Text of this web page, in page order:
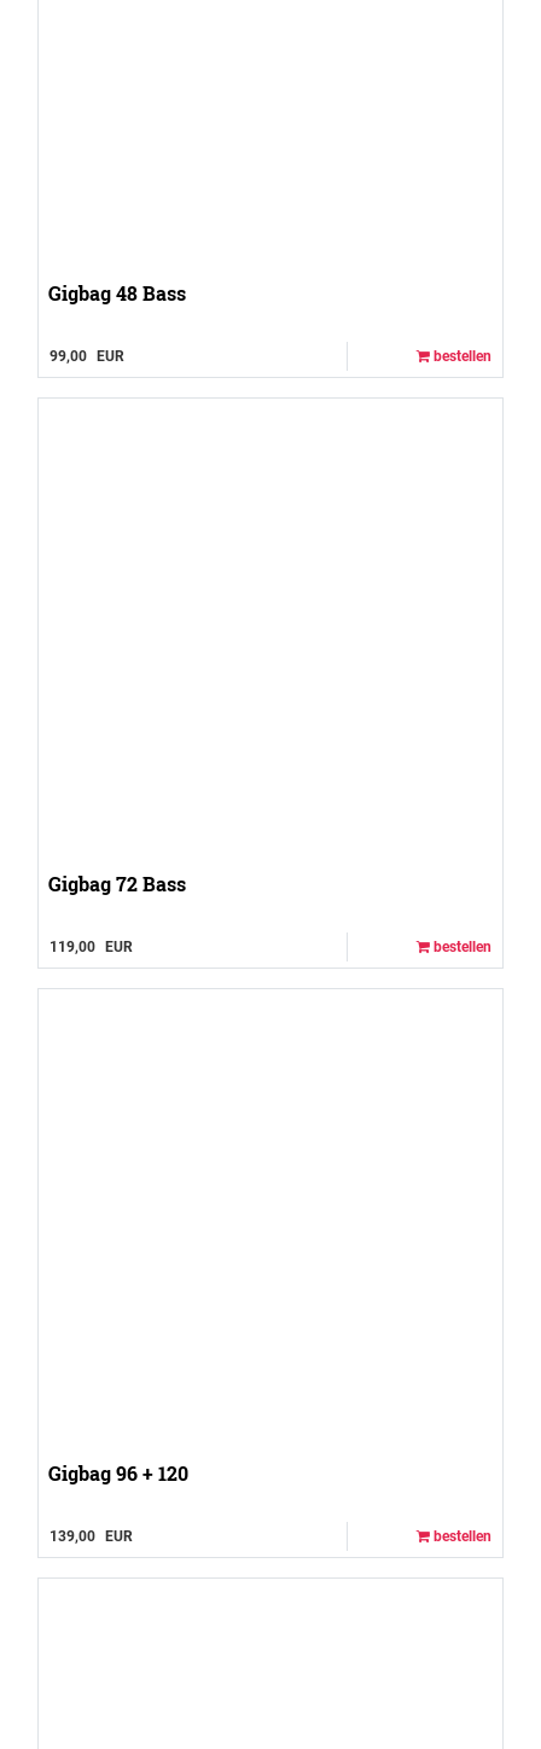
Gigbag 48 Bass
99,00 EUR bestellen
Gigbag 72 Bass
119,00 EUR bestellen
Gigbag 96 + 120
139,00 EUR bestellen